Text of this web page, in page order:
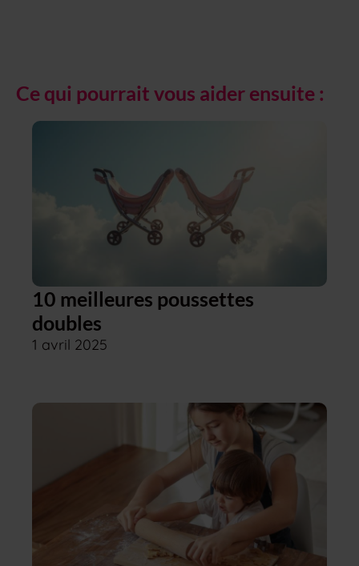
Ce qui pourrait vous aider ensuite :
10 meilleures poussettes
doubles
1 avril 2025